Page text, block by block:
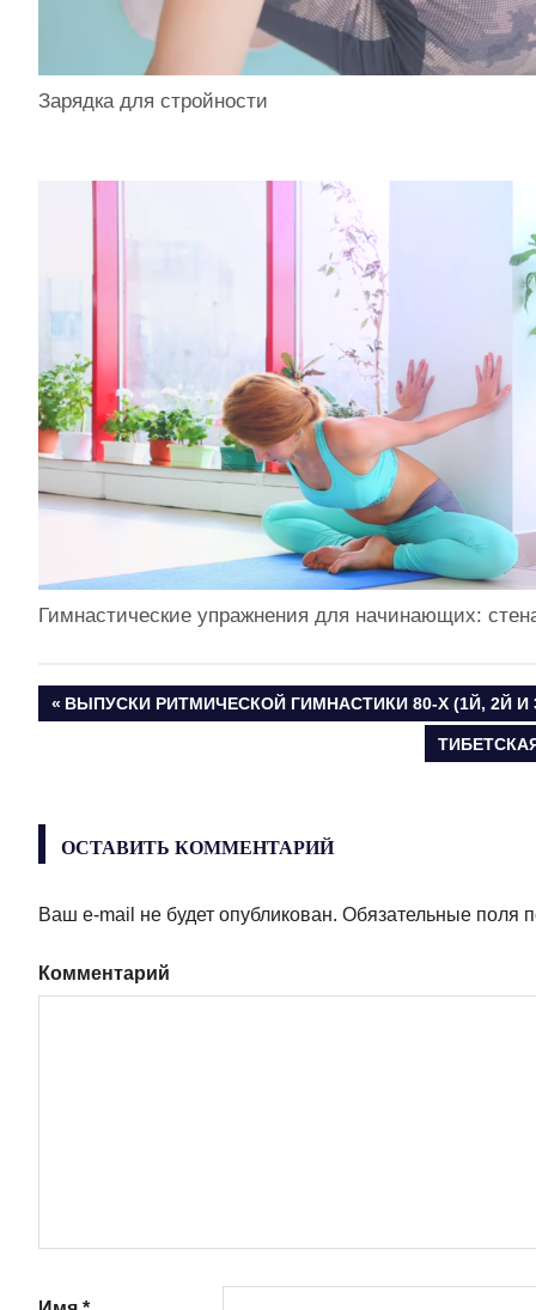
Зарядка для стройности
Гимнастические упражнения для начинающих:
Навигация
записям
ПРЕДЫДУЩАЯ
ВЫПУСКИ РИТМИЧЕСКОЙ ГИМНАСТИКИ 80-Х (1Й, 2Й
ОСТАВИТЬ КОММЕНТАРИЙ
Ваш e-mail не будет опубликован. Обязательные поля
Комментарий